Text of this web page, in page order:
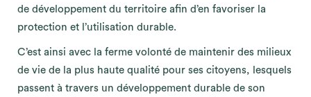
de développement du territoire afin d’en favoriser la
protection et l’utilisation durable.
C’est ainsi avec la ferme volonté de maintenir des milieux
de vie de la plus haute qualité pour ses citoyens, lesquels
passent à travers un développement durable de son